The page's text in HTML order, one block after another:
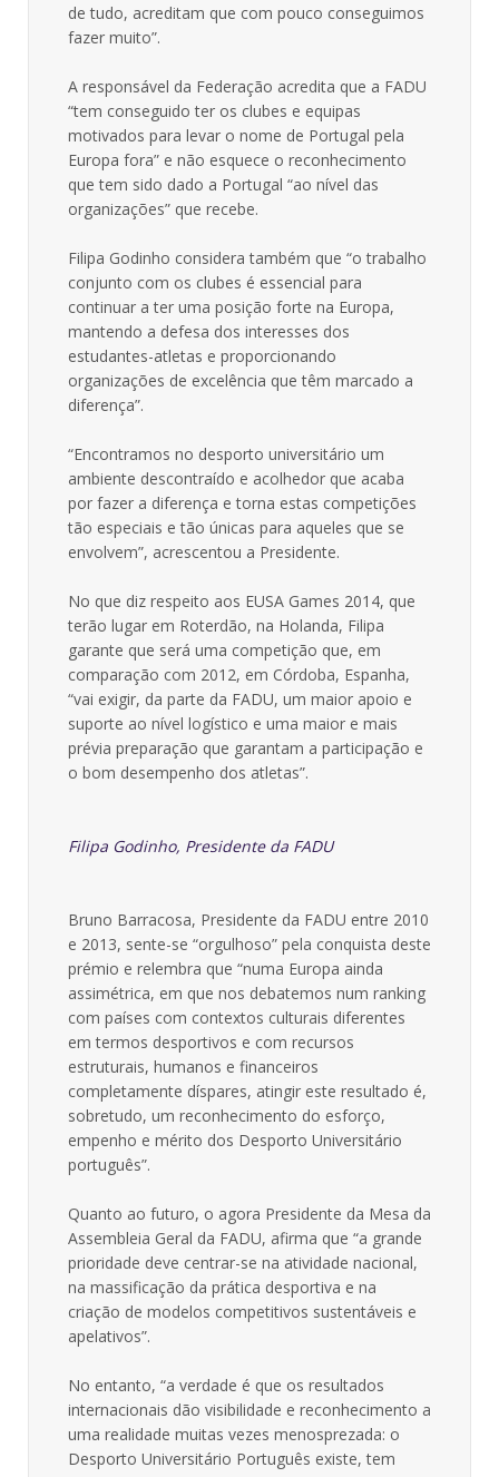
de tudo, acreditam que com pouco conseguimos
fazer muito”.
A responsável da Federação acredita que a FADU
“tem conseguido ter os clubes e equipas
motivados para levar o nome de Portugal pela
Europa fora” e não esquece o reconhecimento
que tem sido dado a Portugal “ao nível das
organizações” que recebe.
Filipa Godinho considera também que “o trabalho
conjunto com os clubes é essencial para
continuar a ter uma posição forte na Europa,
mantendo a defesa dos interesses dos
estudantes-atletas e proporcionando
organizações de excelência que têm marcado a
diferença”.
“Encontramos no desporto universitário um
ambiente descontraído e acolhedor que acaba
por fazer a diferença e torna estas competições
tão especiais e tão únicas para aqueles que se
envolvem”, acrescentou a Presidente.
No que diz respeito aos EUSA Games 2014, que
terão lugar em Roterdão, na Holanda, Filipa
garante que será uma competição que, em
comparação com 2012, em Córdoba, Espanha,
“vai exigir, da parte da FADU, um maior apoio e
suporte ao nível logístico e uma maior e mais
prévia preparação que garantam a participação e
o bom desempenho dos atletas”.
Filipa Godinho, Presidente da FADU
Bruno Barracosa, Presidente da FADU entre 2010
e 2013, sente-se “orgulhoso” pela conquista deste
prémio e relembra que “numa Europa ainda
assimétrica, em que nos debatemos num ranking
com países com contextos culturais diferentes
em termos desportivos e com recursos
estruturais, humanos e financeiros
completamente díspares, atingir este resultado é,
sobretudo, um reconhecimento do esforço,
empenho e mérito dos Desporto Universitário
português”.
Quanto ao futuro, o agora Presidente da Mesa da
Assembleia Geral da FADU, afirma que “a grande
prioridade deve centrar-se na atividade nacional,
na massificação da prática desportiva e na
criação de modelos competitivos sustentáveis e
apelativos”.
No entanto, “a verdade é que os resultados
internacionais dão visibilidade e reconhecimento a
uma realidade muitas vezes menosprezada: o
Desporto Universitário Português existe, tem